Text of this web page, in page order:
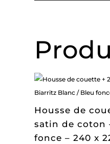
Housse de
satin de coton
fonce – 240 x